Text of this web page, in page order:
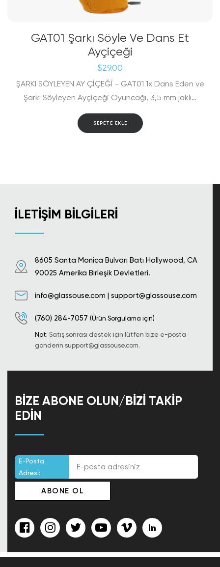
GAT01 Şarkı Söyle Ve Dans Et
Ayçiçeği
$29.00
ŞARKI SÖYLEYEN AY ÇİÇEĞİ - GAT01 1x Dans Eden ve
Şarkı Söyleyen Ayçiçeği Oyuncağı, 3,5 mm jaklı…
SEPETE EKLE
İLETIŞIM BILGILERI
8605 Santa Monica Bulvarı Batı Hollywood, CA
90025 Amerika Birleşik Devletleri.
info@glassouse.com | support@glassouse.com
(760) 284-7057 (Ürün Sorgulama için)
Not: Satış sonrası destek için lütfen bize e-posta
gönderin support@glassouse.com.
BIZE ABONE OLUN/BIZI TAKIP
EDIN
E-Posta
Adresi: